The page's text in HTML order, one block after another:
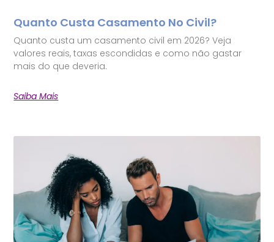
Quanto Custa Casamento No Civil?
Quanto custa um casamento civil em 2026? Veja
valores reais, taxas escondidas e como não gastar
mais do que deveria.
Saiba Mais